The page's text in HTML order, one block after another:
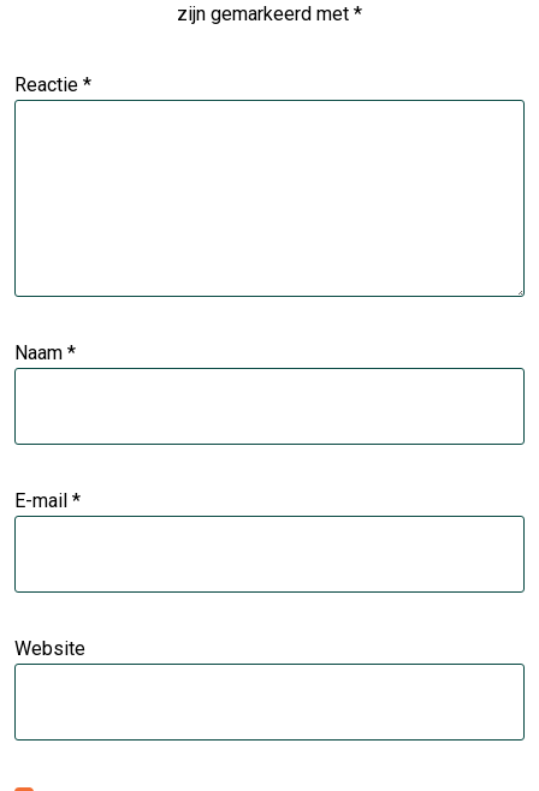
zijn gemarkeerd met *
Reactie *
Naam *
E-mail *
Website